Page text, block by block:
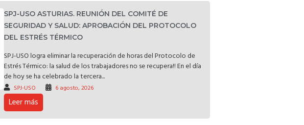
SPJ-USO ASTURIAS. REUNIÓN DEL COMITÉ DE
SEGURIDAD Y SALUD: APROBACIÓN DEL PROTOCOLO
DEL ESTRÉS TÉRMICO
SPJ-USO logra eliminar la recuperación de horas del Protocolo de
Estrés Térmico: la salud de los trabajadores no se recupera!! En el día
de hoy se ha celebrado la tercera...
SPJ-USO 6 agosto, 2026
Leer más